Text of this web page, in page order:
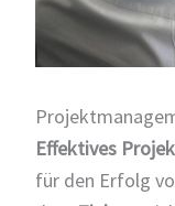
Effektives
für den Erfolg